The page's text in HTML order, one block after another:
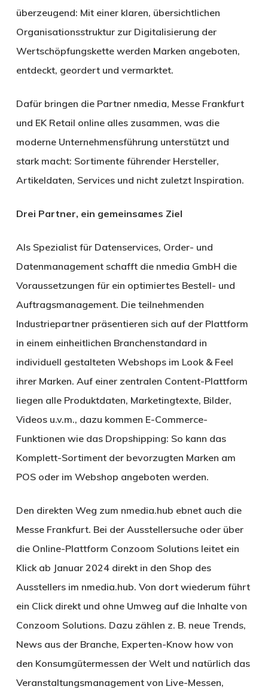
überzeugend: Mit einer klaren, übersichtlichen
Organisationsstruktur zur Digitalisierung der
Wertschöpfungskette werden Marken angeboten,
entdeckt, geordert und vermarktet.
Dafür bringen die Partner nmedia, Messe Frankfurt
und EK Retail online alles zusammen, was die
moderne Unternehmensführung unterstützt und
stark macht: Sortimente führender Hersteller,
Artikeldaten, Services und nicht zuletzt Inspiration.
Drei Partner, ein gemeinsames Ziel
Als Spezialist für Datenservices, Order- und
Datenmanagement schafft die nmedia GmbH die
Voraussetzungen für ein optimiertes Bestell- und
Auftragsmanagement. Die teilnehmenden
Industriepartner präsentieren sich auf der Plattform
in einem einheitlichen Branchenstandard in
individuell gestalteten Webshops im Look & Feel
ihrer Marken. Auf einer zentralen Content-Plattform
liegen alle Produktdaten, Marketingtexte, Bilder,
Videos u.v.m., dazu kommen E-Commerce-
Funktionen wie das Dropshipping: So kann das
Komplett-Sortiment der bevorzugten Marken am
POS oder im Webshop angeboten werden.
Den direkten Weg zum nmedia.hub ebnet auch die
Messe Frankfurt. Bei der Ausstellersuche oder über
die Online-Plattform Conzoom Solutions leitet ein
Klick ab Januar 2024 direkt in den Shop des
Ausstellers im nmedia.hub. Von dort wiederum führt
ein Click direkt und ohne Umweg auf die Inhalte von
Conzoom Solutions. Dazu zählen z. B. neue Trends,
News aus der Branche, Experten-Know how von
den Konsumgütermessen der Welt und natürlich das
Veranstaltungsmanagement von Live-Messen,